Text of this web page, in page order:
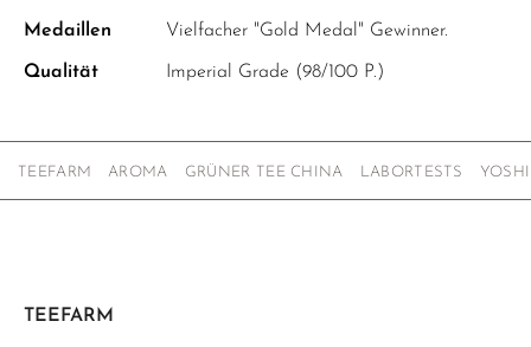
Medaillen Vielfacher "Gold Medal" Gewinner.
Qualität Imperial Grade (98/100 P.)
TEEFARM AROMA GRÜNER TEE CHINA LABORTESTS
TEEFARM